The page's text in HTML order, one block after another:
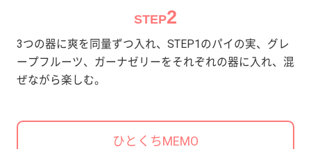
STEP2
3つの器に爽を同量ずつ入れ、STEP1のパイの実、グレ
ープフルーツ、ガーナゼリーをそれぞれの器に入れ、混
ぜながら楽しむ。
ひとくちMEMO